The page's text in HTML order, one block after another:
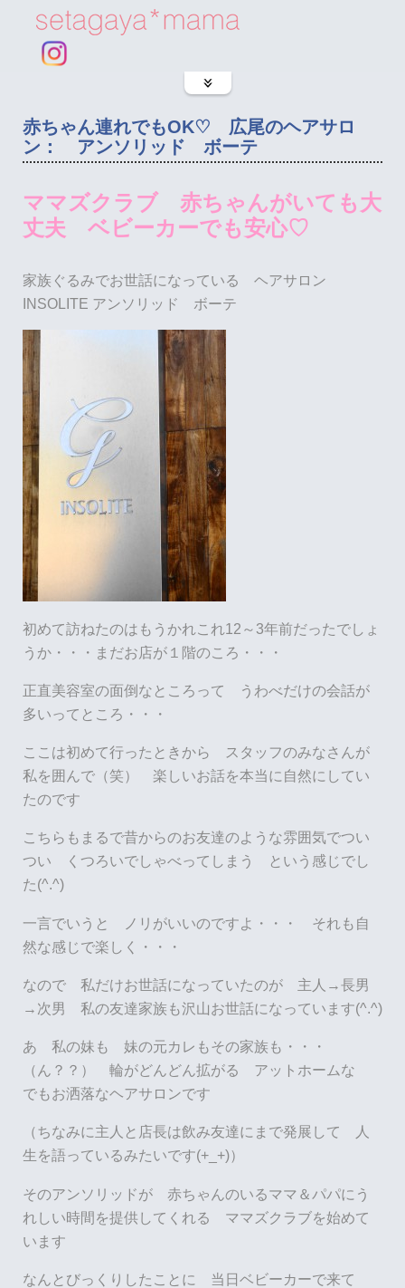
赤ちゃん連れでもOK♡ 広尾のヘアサロ
ン： アンソリッド ボーテ
ママズクラブ 赤ちゃんがいても大
丈夫 ベビーカーでも安心♡
家族ぐるみでお世話になっている ヘアサロン
INSOLITE アンソリッド ボーテ
初めて訪ねたのはもうかれこれ12～3年前だったでしょ
うか・・・まだお店が１階のころ・・・
正直美容室の面倒なところって うわべだけの会話が
多いってところ・・・
ここは初めて行ったときから スタッフのみなさんが
私を囲んで（笑） 楽しいお話を本当に自然にしてい
たのです
こちらもまるで昔からのお友達のような雰囲気でつい
つい くつろいでしゃべってしまう という感じでし
た(^.^)
一言でいうと ノリがいいのですよ・・・ それも自
然な感じで楽しく・・・
なので 私だけお世話になっていたのが 主人→長男
→次男 私の友達家族も沢山お世話になっています(^.^)
あ 私の妹も 妹の元カレもその家族も・・・
（ん？？） 輪がどんどん拡がる アットホームな
でもお洒落なヘアサロンです
（ちなみに主人と店長は飲み友達にまで発展して 人
生を語っているみたいです(+_+)）
そのアンソリッドが 赤ちゃんのいるママ＆パパにう
れしい時間を提供してくれる ママズクラブを始めて
います
なんとびっくりしたことに 当日ベビーカーで来て